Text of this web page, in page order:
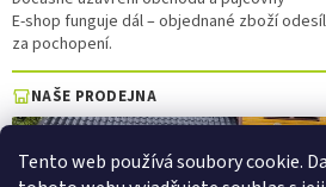
Tento web používá soubory cookie.
E-shop funguje dál – objednané zboží
za pochopení.
NAŠE PRODEJNA